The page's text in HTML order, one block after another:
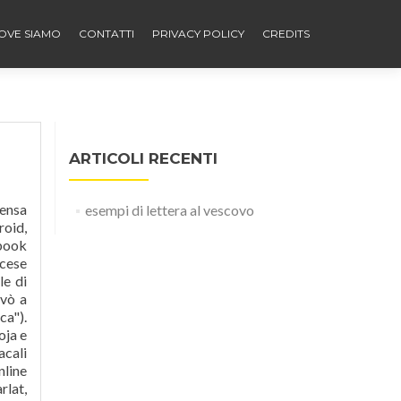
SIAMO CONTATTI PRIVACY POLICY CREDITS
Lettera a firma di Giuseppe Maria Palatucci noto vescovo cattolico italiano. Bishop (1780-1791 : Ricci); Ricci, Scipione de', 1741-1810. Ha svolto il proprio incarico con correttezza e precisione, presentandosi con puntualità al lavoro e offrendosi di collaborare anche per altre mansioni come la cura delle sale riunioni, la preparazione
ARTICOLI RECENTI
esempi di lettera al vescovo